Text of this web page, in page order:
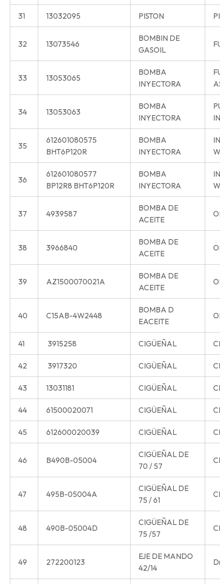
31 13032095 PISTON
32 13073546
BOMBIN DE
GASOIL
33 13053065
BOMBA
INYECTORA
34 13053063
BOMBA
INYECTORA
35
612601080575
BHT6P120R
BOMBA
INYECTORA
36
612601080577
BP12R8 BHT6P120R
BOMBA
INYECTORA
37 4939587
BOMBA DE
ACEITE
38 3966840
BOMBA DE
ACEITE
39 AZ1500070021A
BOMBA DE
ACEITE
40 C15AB-4W2448
BOMBA D
EACEITE
41 3915258 CIGÜEÑAL
42 3917320 CIGÜEÑAL
43 13031181 CIGÜEÑAL
44 61500020071 CIGÜEÑAL
45 612600020039 CIGÜEÑAL
46 B490B-05004
CIGÜEÑAL DE
70 / 57
47 495B-05004A
CIGÜEÑAL DE
75 / 61
48 490B-05004D
CIGÜEÑAL DE
75 /57
49 272200123
EJE DE MANDO
42/14